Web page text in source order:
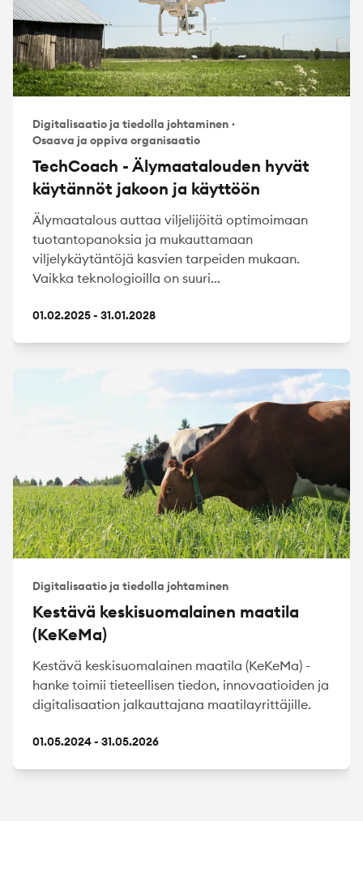
Digitalisaatio ja tiedolla johtaminen ·
Osaava ja oppiva organisaatio
TechCoach - Älymaatalouden hyvät
käytännöt jakoon ja käyttöön
Älymaatalous auttaa viljelijöitä optimoimaan
tuotantopanoksia ja mukauttamaan
viljelykäytäntöjä kasvien tarpeiden mukaan.
Vaikka teknologioilla on suuri...
01.02.2025 - 31.01.2028
Digitalisaatio ja tiedolla johtaminen
Kestävä keskisuomalainen maatila
(KeKeMa)
Kestävä keskisuomalainen maatila (KeKeMa) -
hanke toimii tieteellisen tiedon, innovaatioiden ja
digitalisaation jalkauttajana maatilayrittäjille.
01.05.2024 - 31.05.2026